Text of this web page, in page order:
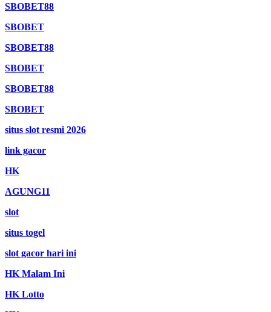
SBOBET88
SBOBET
SBOBET88
SBOBET
SBOBET88
SBOBET
situs slot resmi 2026
link gacor
HK
AGUNG11
slot
situs togel
slot gacor hari ini
HK Malam Ini
HK Lotto